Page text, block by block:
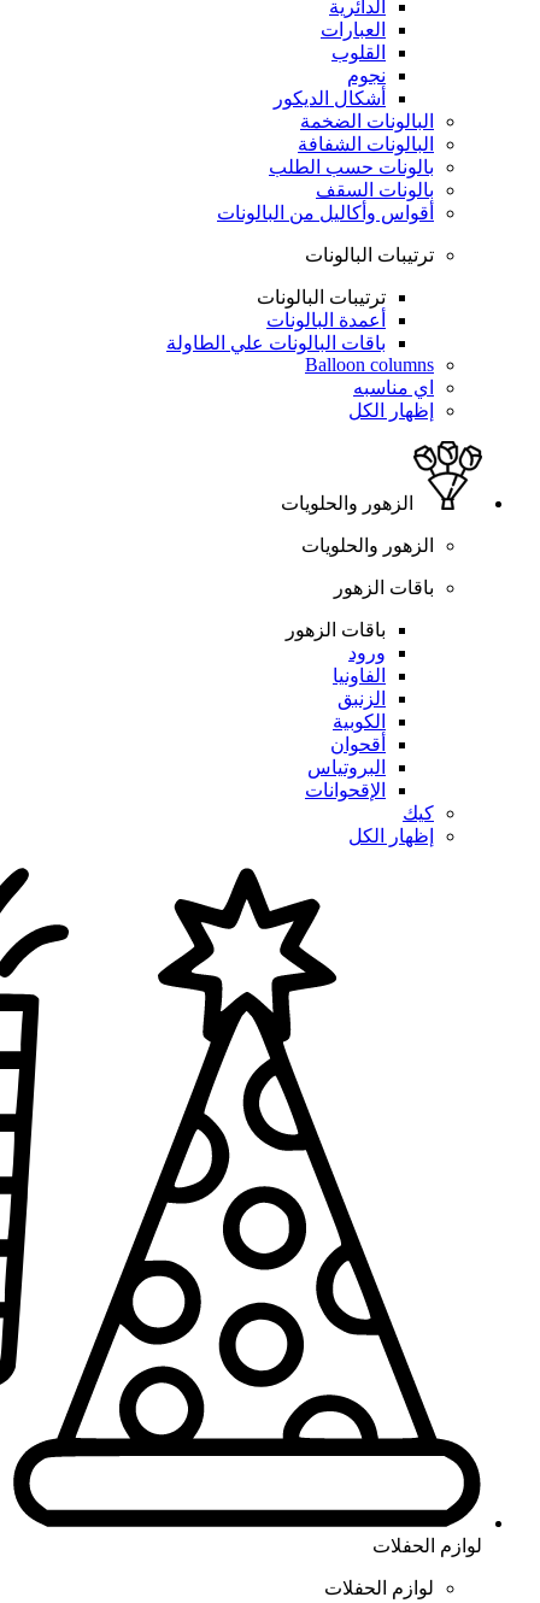
الدائرية
العبارات
القلوب
نجوم
أشكال الديكور
البالونات الضخمة
البالونات الشفافة
بالونات حسب الطلب
بالونات السقف
أقواس وأكاليل من البالونات
ترتيبات البالونات
ترتيبات البالونات
أعمدة البالونات
باقات البالونات علي الطاولة
Balloon columns
اي مناسبه
إظهار الكل
الزهور والحلويات
الزهور والحلويات
باقات الزهور
باقات الزهور
ورود
الفاونيا
الزنبق
الكوبية
أقحوان
البروتياس
الإقحوانات
كيك
إظهار الكل
لوازم الحفلات
لوازم الحفلات